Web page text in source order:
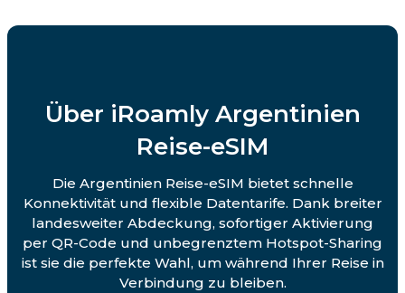
Über iRoamly Argentinien
Reise-eSIM
Die Argentinien Reise-eSIM bietet schnelle
Konnektivität und flexible Datentarife. Dank breiter
landesweiter Abdeckung, sofortiger Aktivierung
per QR-Code und unbegrenztem Hotspot-Sharing
ist sie die perfekte Wahl, um während Ihrer Reise in
Verbindung zu bleiben.